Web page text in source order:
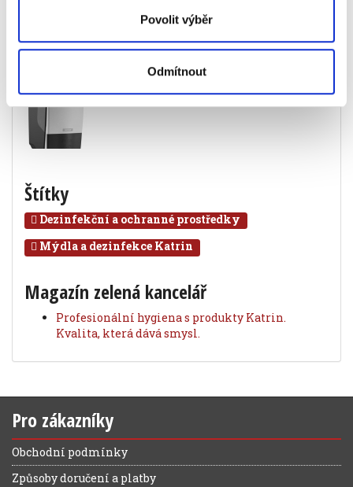
Povolit výběr
Odmítnout
Související produkty
Štítky
Dezinfekční a ochranné prostředky
Mýdla a dezinfekce Katrin
Magazín zelená kancelář
Profesionální hygiena s produkty Katrin.
Kvalita, která dává smysl.
Pro zákazníky
Obchodní podmínky
Způsoby doručení a platby